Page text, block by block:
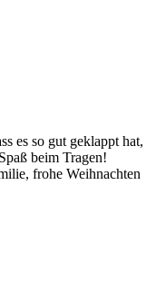
es so gut geklappt hat,
beim Tragen!
frohe Weihnachten